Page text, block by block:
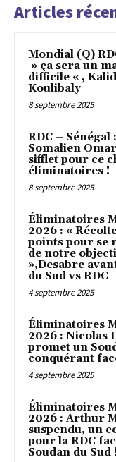
Articles
Mondial (Q)
» ça sera un
difficile « ,
Koulibaly
8 septembre 2025
RDC – Sénégal
Somalien
sifflet pour ce
éliminatoires !
8 septembre 2025
Éliminatoires
2026 : «
points pour se
de notre
»,Desabre
du Sud vs RDC
4 septembre 2025
Éliminatoires
2026 : Nicolas
promet un
conquérant
4 septembre 2025
Éliminatoires
2026 : Arthur
suspendu, un
pour la RDC
Soudan du Sud !